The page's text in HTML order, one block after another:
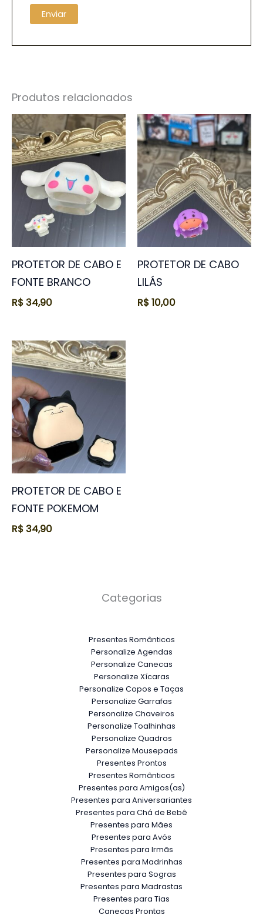
Produtos relacionados
PROTETOR DE CABO E
FONTE BRANCO
R$34,90
PROTETOR DE CABO
LILÁS
R$10,00
PROTETOR DE CABO E
FONTE POKEMOM
R$34,90
Categorias
Presentes Românticos
Personalize Agendas
Personalize Canecas
Personalize Xícaras
Personalize Copos e Taças
Personalize Garrafas
Personalize Chaveiros
Personalize Toalhinhas
Personalize Quadros
Personalize Mousepads
Presentes Prontos
Presentes Românticos
Presentes para Amigos(as)
Presentes para Aniversariantes
Presentes para Chá de Bebê
Presentes para Mães
Presentes para Avós
Presentes para Irmãs
Presentes para Madrinhas
Presentes para Sogras
Presentes para Madrastas
Presentes para Tias
Canecas Prontas